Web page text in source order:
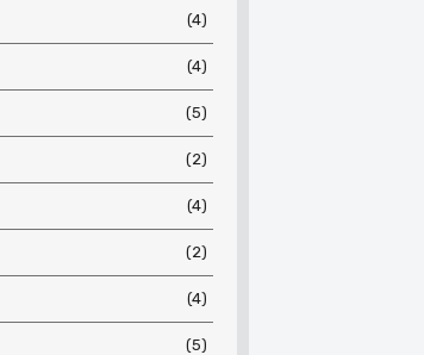
(4)
(4)
(5)
(2)
(4)
(2)
(4)
(5)